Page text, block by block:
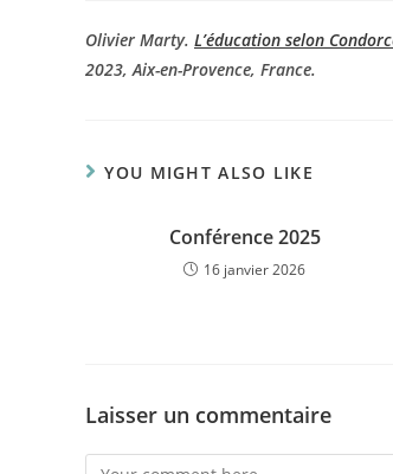
Olivier Marty. L’éducation selon
2023, Aix-en-Provence, France.
YOU MIGHT ALSO LIKE
Conférence 2025
16 janvier 2026
Laisser un commentaire